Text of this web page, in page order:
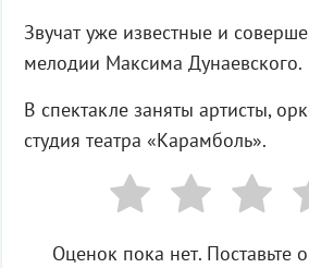
Звучат уже известные и
мелодии Максима Дунаевского.
В спектакле заняты артисты,
студия театра «Карамболь».
Оценок пока нет. Поставьте